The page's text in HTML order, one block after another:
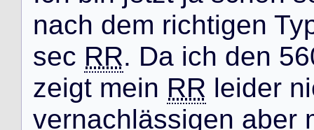
nach dem richtigen Ty
sec RR. Da ich den 56
zeigt mein RR leider ni
vernachlässigen aber